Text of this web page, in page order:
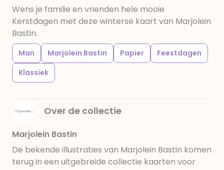
Wens je familie en vrienden hele mooie
Kerstdagen met deze winterse kaart van Marjolein
Bastin.
Man Marjolein Bastin Papier
Feestdagen
Klassiek
Over de collectie
Marjolein Bastin
De bekende illustraties van Marjolein Bastin komen
terug in een uitgebreide collectie kaarten voor